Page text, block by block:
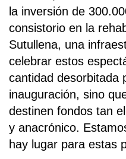
la inversión de
consistorio en la
Sutullena, una
celebrar estos
cantidad desorbitada
inauguración, sino
destinen fondos tan
y anacrónico.
hay lugar para estas